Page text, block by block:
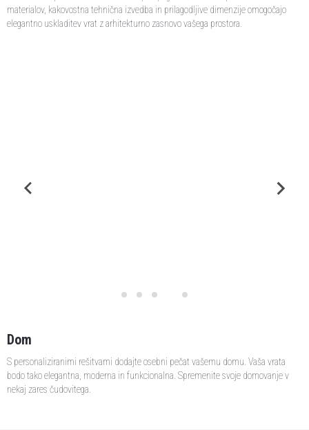
materialov, kakovostna tehnična izvedba in prilagodljive dimenzije omogočajo
elegantno uskladitev vrat z arhitekturno zasnovo vašega prostora.
Dom
S personaliziranimi rešitvami dodajte osebni pečat vašemu domu. Vaša vrata
bodo tako elegantna, moderna in funkcionalna. Spremenite svoje domovanje v
nekaj zares čudovitega.